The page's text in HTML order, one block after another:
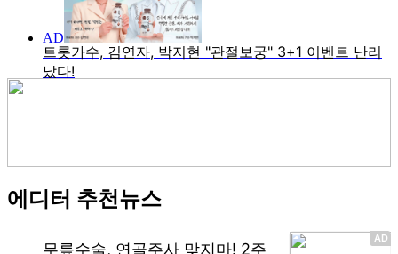
에디터 추천뉴스